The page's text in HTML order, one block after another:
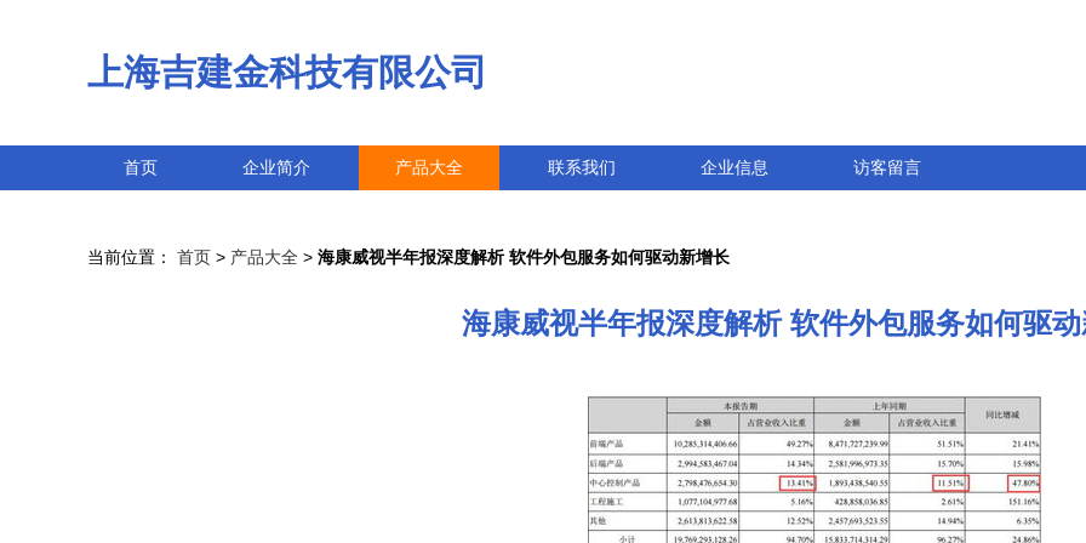
上海吉建金科技有限公司
首页 企业简介 产品大全 联系我们 企业信息 访客留言
当前位置： 首页 > 产品大全 > 海康威视半年报深度解析 软件外包服务如何驱动新增长
海康威视半年报深度解析 软件外包服务如何驱